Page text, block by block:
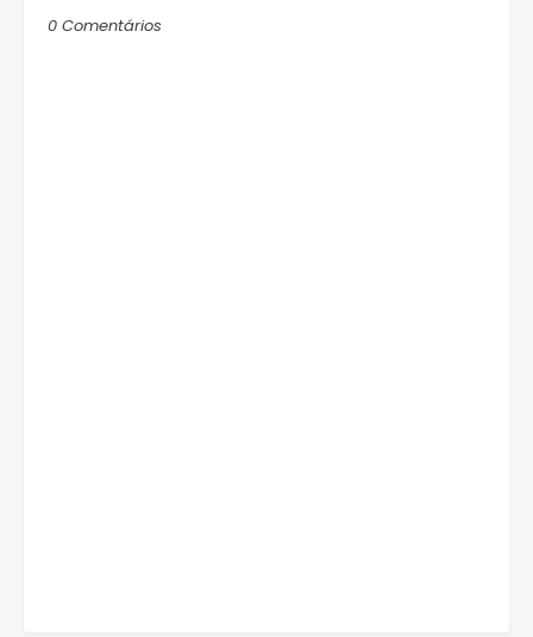
0 Comentários